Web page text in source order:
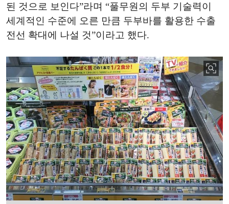
된 것으로 보인다”라며 “풀무원의 두부 기술력이
세계적인 수준에 오른 만큼 두부바를 활용한 수출
전선 확대에 나설 것”이라고 했다.